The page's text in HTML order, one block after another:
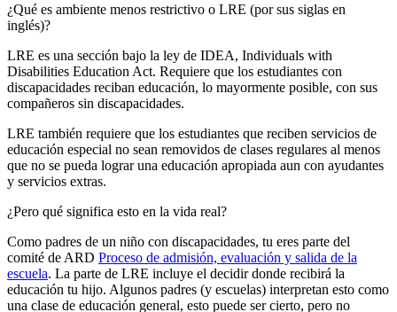
¿Qué es ambiente menos restrictivo o LRE (por sus siglas en
inglés)?
LRE es una sección bajo la ley de IDEA, Individuals with
Disabilities Education Act. Requiere que los estudiantes con
discapacidades reciban educación, lo mayormente posible, con sus
compañeros sin discapacidades.
LRE también requiere que los estudiantes que reciben servicios de
educación especial no sean removidos de clases regulares al menos
que no se pueda lograr una educación apropiada aun con ayudantes
y servicios extras.
¿Pero qué significa esto en la vida real?
Como padres de un niño con discapacidades, tu eres parte del
comité de ARD Proceso de admisión, evaluación y salida de la
escuela. La parte de LRE incluye el decidir donde recibirá la
educación tu hijo. Algunos padres (y escuelas) interpretan esto como
una clase de educación general, esto puede ser cierto, pero no